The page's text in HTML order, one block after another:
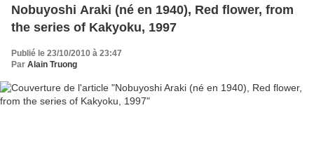
Nobuyoshi Araki (né en 1940), Red flower, from
the series of Kakyoku, 1997
Publié le 23/10/2010 à 23:47
Par Alain Truong